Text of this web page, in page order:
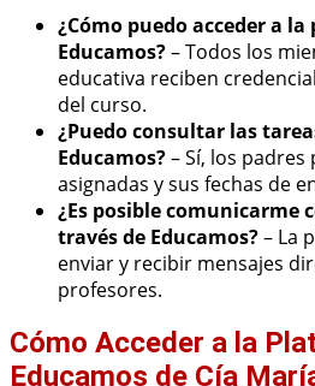
¿Cómo puedo acceder a
Educamos?– Todos los
educativa reciben
del curso.
¿Puedo consultar las
Educamos?– Sí, los
asignadas y sus fechas de
¿Es posible comunicarme
través de Educamos?– La
enviar y recibir mensajes
profesores.
Cómo Acceder a la
Educamos de Cía